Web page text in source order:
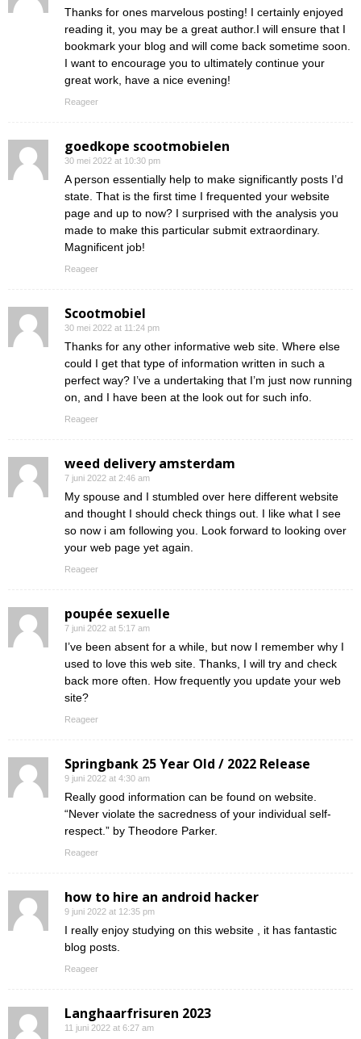
Thanks for ones marvelous posting! I certainly enjoyed
reading it, you may be a great author.I will ensure that I
bookmark your blog and will come back sometime soon.
I want to encourage you to ultimately continue your
great work, have a nice evening!
Reageer
goedkope scootmobielen
30 mei 2022 at 10:30 pm
A person essentially help to make significantly posts I’d
state. That is the first time I frequented your website
page and up to now? I surprised with the analysis you
made to make this particular submit extraordinary.
Magnificent job!
Reageer
Scootmobiel
30 mei 2022 at 11:24 pm
Thanks for any other informative web site. Where else
could I get that type of information written in such a
perfect way? I’ve a undertaking that I’m just now running
on, and I have been at the look out for such info.
Reageer
weed delivery amsterdam
7 juni 2022 at 2:46 am
My spouse and I stumbled over here different website
and thought I should check things out. I like what I see
so now i am following you. Look forward to looking over
your web page yet again.
Reageer
poupée sexuelle
7 juni 2022 at 5:17 am
I’ve been absent for a while, but now I remember why I
used to love this web site. Thanks, I will try and check
back more often. How frequently you update your web
site?
Reageer
Springbank 25 Year Old / 2022 Release
9 juni 2022 at 4:30 am
Really good information can be found on website.
“Never violate the sacredness of your individual self-
respect.” by Theodore Parker.
Reageer
how to hire an android hacker
9 juni 2022 at 12:35 pm
I really enjoy studying on this website , it has fantastic
blog posts.
Reageer
Langhaarfrisuren 2023
11 juni 2022 at 6:27 am